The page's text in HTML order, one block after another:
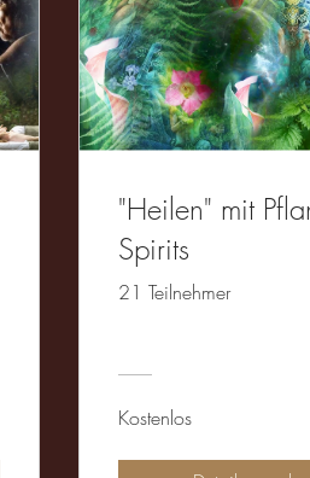
"Heilen" mit
Spirits
21 Teilnehmer
Kostenlos